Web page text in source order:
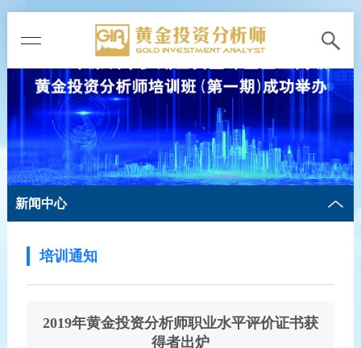
新闻中心
培训通知
2019年黄金投资分析师职业水平评价证书获
得者出炉